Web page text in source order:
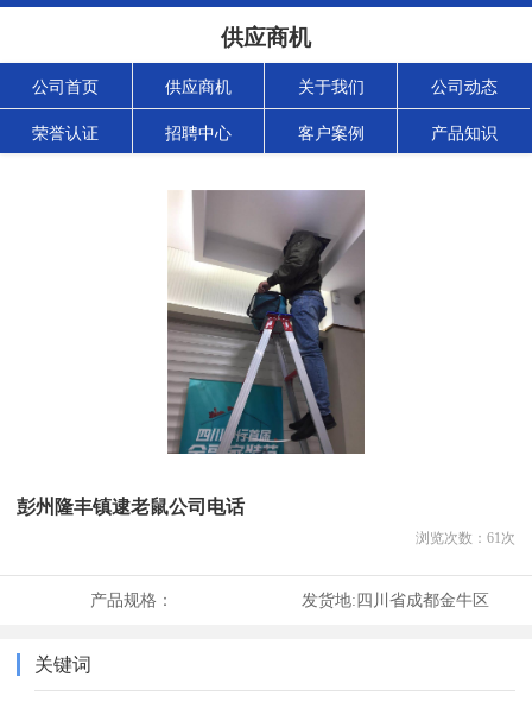
供应商机
公司首页 供应商机 关于我们 公司动态
荣誉认证 招聘中心 客户案例 产品知识
彭州隆丰镇逮老鼠公司电话
浏览次数： 61次
产品规格： 发货地:四川省成都金牛区
关键词